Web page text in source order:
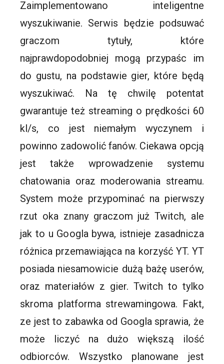
Zaimplementowano inteligentne
wyszukiwanie. Serwis będzie podsuwać
graczom tytuły, które
najprawdopodobniej mogą przypaśc im
do gustu, na podstawie gier, które będą
wyszukiwać. Na tę chwilę potentat
gwarantuje też streaming o prędkości 60
kl/s, co jest niemałym wyczynem i
powinno zadowolić fanów. Ciekawa opcją
jest także wprowadzenie systemu
chatowania oraz moderowania streamu.
System może przypominać na pierwszy
rzut oka znany graczom już Twitch, ale
jak to u Googla bywa, istnieje zasadnicza
różnica przemawiająca na korzyść YT. YT
posiada niesamowicie dużą bażę userów,
oraz materiałów z gier. Twitch to tylko
skroma platforma strewamingowa. Fakt,
ze jest to zabawka od Googla sprawia, że
może liczyć na dużo większą ilość
odbiorców. Wszystko planowane jest